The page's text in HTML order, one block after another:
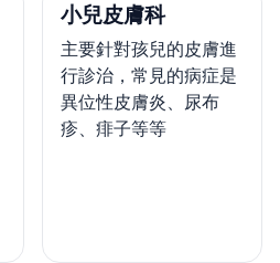
小兒皮膚科
主要針對孩兒的皮膚進
行診治，常見的病症是
異位性皮膚炎、尿布
疹、痱子等等